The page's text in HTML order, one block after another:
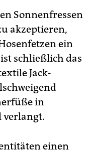
Sonnenfressen
akzeptieren,
ein
schließlich das
Jack-
in
verlangt.
einen